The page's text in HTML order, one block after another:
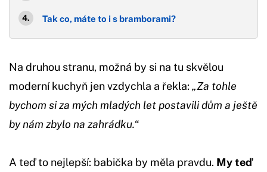
Tak co, máte to i s bramborami?
Na druhou stranu, možná by si na tu skvělou
moderní kuchyň jen vzdychla a řekla: „Za tohle
bychom si za mých mladých let postavili dům a ještě
by nám zbylo na zahrádku.“
A teď to nejlepší: babička by měla pravdu. My teď